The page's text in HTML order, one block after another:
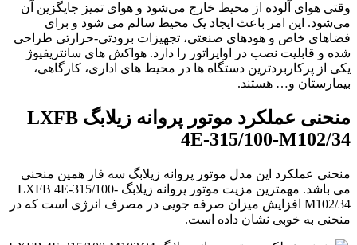
وقتی هوای آلوده از محیط خارج می‌شود و هوای تمیز جایگزین آن
می‌شود. این امر باعث ایجاد یک محیط سالم می شود و برای
فضاهای خاص و هودهای صنعتی، تجهیزات برودتی-حرارتی طراحی
شده و قابلیت نصب در اواپراتور را دارد. هواکش های سانتریفیوژ
یکی از پرکاربردترین دستگاه ها در محیط های اداری، کارگاهی،
بیمارستان و… هستند.
منحنی عملکرد موتور پروانه زیلابگ LXFB
4E-315/100-M102/34
منحنی عملکرد این مدل موتور پروانه زیلابگ سه فاز همین منحنی
می باشد. مهمترین مزیت موتور پروانه زیلابگ LXFB 4E-315/100-
M102/34 افزایش میزان صرفه جویی در مصرف انرژی است که در
منحنی به خوبی نشان داده است.